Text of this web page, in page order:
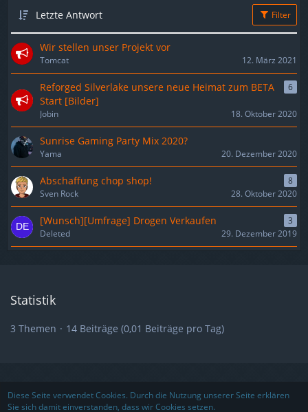
Letzte Antwort Filter
Wir stellen unser Projekt vor
Tomcat 12. März 2021
Reforged Silverlake unsere neue Heimat zum BETA
Start [Bilder]
6
Jobin 18. Oktober 2020
Sunrise Gaming Party Mix 2020?
Yama 20. Dezember 2020
Abschaffung chop shop!
8
Sven Rock
28. Oktober 2020
[Wunsch][Umfrage] Drogen Verkaufen
3
Deleted
29. Dezember 2019
Statistik
3 Themen 14 Beiträge (0,01 Beiträge pro Tag)
Nutzungsbedingungen Datenschutzerklärung Impressum
Diese Seite verwendet Cookies. Durch die Nutzung unserer Seite erklären
Sie sich damit einverstanden, dass wir Cookies setzen.